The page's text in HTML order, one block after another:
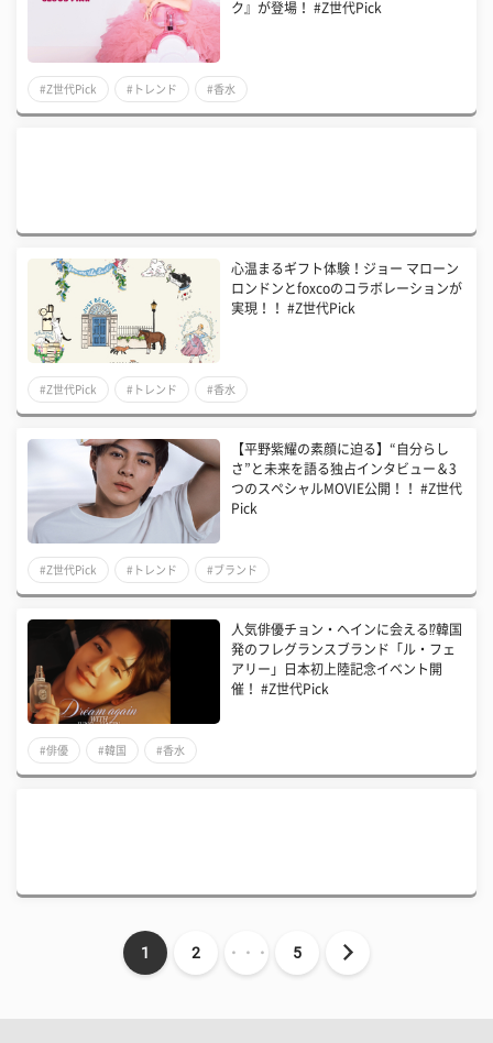
ク』が登場！ #Z世代Pick
#Z世代Pick #トレンド #香水
心温まるギフト体験！ジョー マローン
ロンドンとfoxcoのコラボレーションが
実現！！ #Z世代Pick
#Z世代Pick #トレンド #香水
【平野紫耀の素顔に迫る】“自分らし
さ”と未来を語る独占インタビュー＆3
つのスペシャルMOVIE公開！！ #Z世代
Pick
#Z世代Pick #トレンド #ブランド
人気俳優チョン・ヘインに会える⁉韓国
発のフレグランスブランド「ル・フェ
アリー」日本初上陸記念イベント開
催！ #Z世代Pick
#俳優 #韓国 #香水
1 2 ・・・ 5